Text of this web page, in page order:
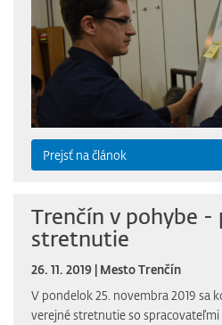
Prejsť na článok
Trenčín v pohybe -
stretnutie
26. 11. 2019 | Mesto Trenčín
V pondelok 25. novembra 2019 sa
verejné stretnutie so